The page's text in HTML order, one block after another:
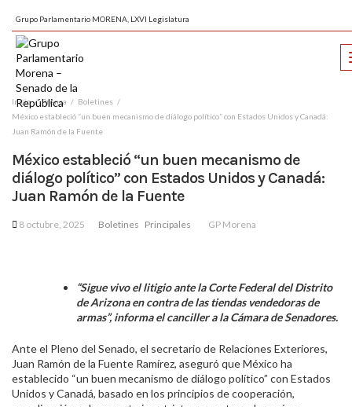
Grupo Parlamentario MORENA, LXVI Legislatura
Inicio Prensa
Boletines
México estableció “un buen mecanismo de diálogo político” con Estados Unidos y Canadá:
Juan Ramón de la Fuente
México estableció “un buen mecanismo de
diálogo político” con Estados Unidos y Canadá:
Juan Ramón de la Fuente
8 octubre, 2025 Boletines Principales GP Morena
“Sigue vivo el litigio ante la Corte Federal del Distrito
de Arizona en contra de las tiendas vendedoras de
armas”, informa el canciller a la Cámara de Senadores.
Ante el Pleno del Senado, el secretario de Relaciones Exteriores,
Juan Ramón de la Fuente Ramírez, aseguró que México ha
establecido “un buen mecanismo de diálogo político” con Estados
Unidos y Canadá, basado en los principios de cooperación,